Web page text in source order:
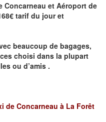
Concarneau et Aéroport de
tarif du jour et
beaucoup de bagages,
choisi dans la plupart
ou d’amis .
de Concarneau à La Forêt